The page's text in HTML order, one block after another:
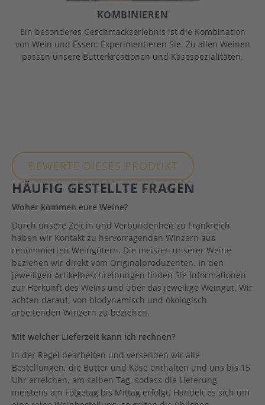
KOMBINIEREN
Ein besonderes Geschmackserlebnis ist die Kombination
von Wein und Essen: Experimentieren Sie. Zu allen Weinen
passen unsere Butterkreationen und Käsespezialitäten.
BEWERTE DIESES PRODUKT
HÄUFIG GESTELLTE FRAGEN
Woher kommen eure Weine?
Durch unsere Zeit in und Verbundenheit zu Frankreich
haben wir Kontakt zu hervorragenden Winzern aus
renommierten Weingütern. Die meisten unserer Weine
beziehen wir direkt vom Originalproduzenten. In den
jeweiligen Artikelbeschreibungen finden Sie Informationen
zur Herkunft des Weins und über das jeweilige Weingut. Wir
achten darauf, von biodynamisch und ökologisch
arbeitenden Winzern zu beziehen.
Mit welcher Lieferzeit kann ich rechnen?
In der Regel bearbeiten und versenden wir alle
Bestellungen, die Butter und Käse enthalten und uns bis 15
Uhr erreichen, am selben Tag, sodass die Lieferung
meistens am Folgetag bis Mittag erfolgt. Handelt es sich um